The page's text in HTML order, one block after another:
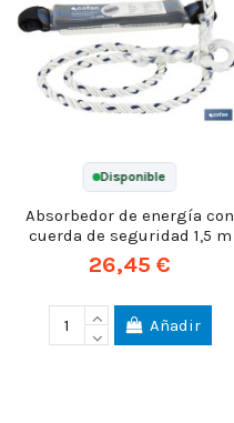
Disponible
Absorbedor de energía con
cuerda de seguridad 1,5 m
26,45 €
Añadir